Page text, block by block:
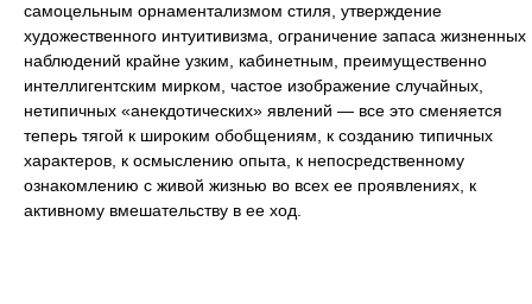
самоцельным орнаментализмом стиля, утверждение
художественного интуитивизма, ограничение запаса жизненных
наблюдений крайне узким, кабинетным, преимущественно
интеллигентским мирком, частое изображение случайных,
нетипичных «анекдотических» явлений — все это сменяется
теперь тягой к широким обобщениям, к созданию типичных
характеров, к осмыслению опыта, к непосредственному
ознакомлению с живой жизнью во всех ее проявлениях, к
активному вмешательству в ее ход.